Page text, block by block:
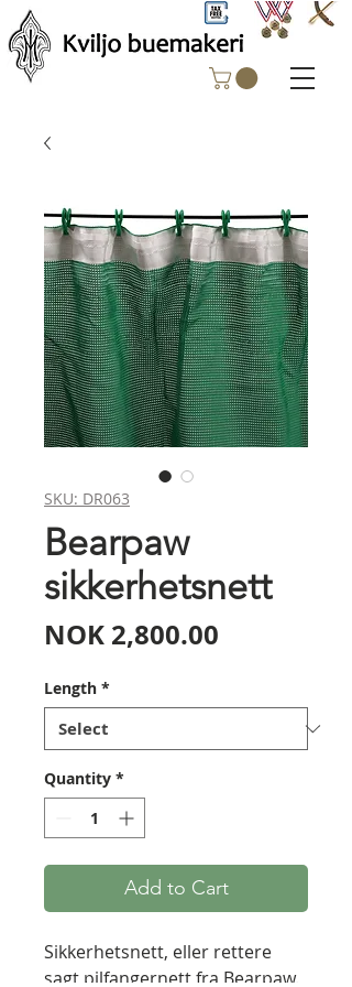
SKU: DR063
Bearpaw
sikkerhetsnett
NOK 2,800.00
Length *
Quantity *
Add to Cart
Sikkerhetsnett, eller rettere
sagt pilfangernett fra Bearpaw.